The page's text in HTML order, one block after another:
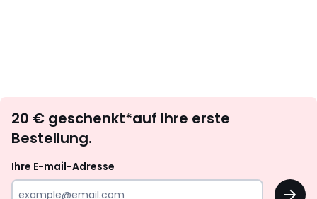
abonnieren
20 € geschenkt*auf Ihre erste
Bestellung.
Ihre E-mail-Adresse
OK